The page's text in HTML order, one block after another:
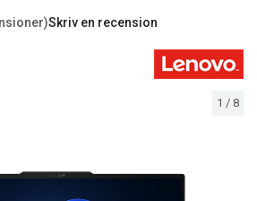
1 / 8
Skriv en recension